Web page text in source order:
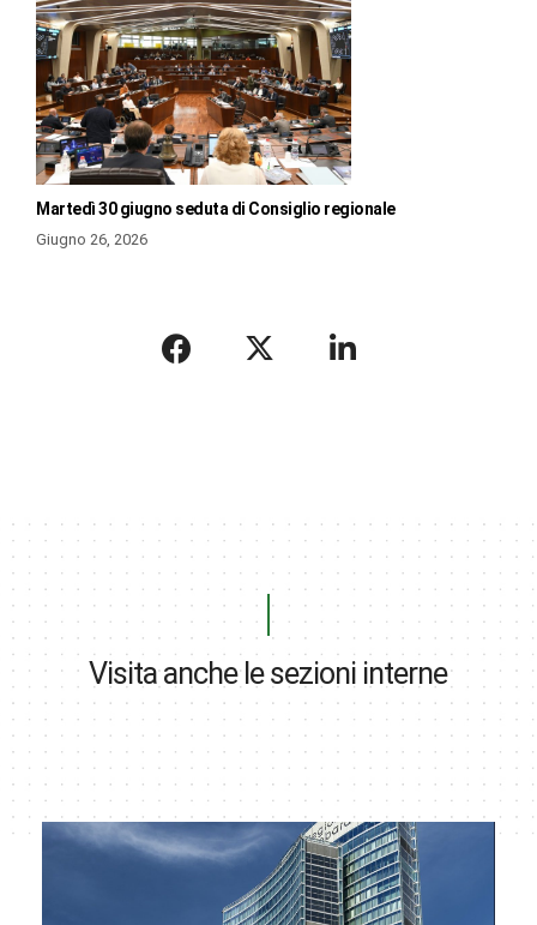
Martedì 30 giugno seduta di Consiglio regionale
Giugno 26, 2026
Visita anche le sezioni interne